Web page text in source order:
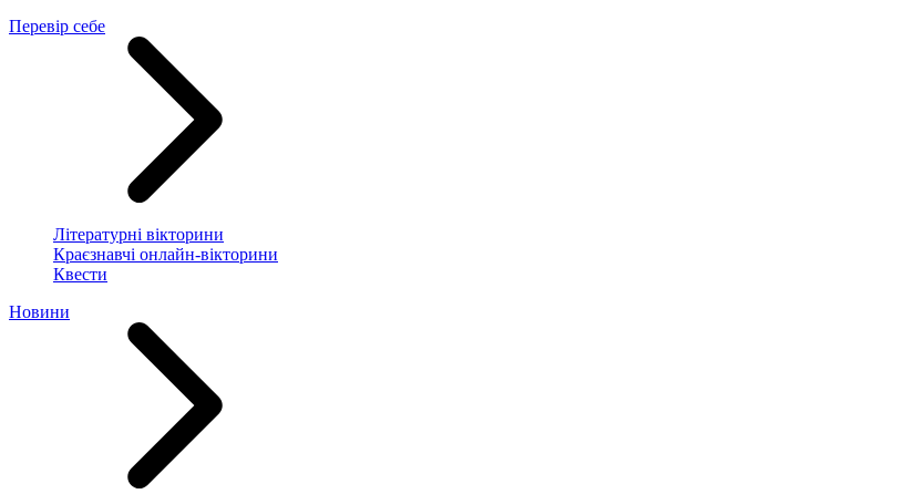
Перевір себе
Літературні вікторини
Краєзнавчі онлайн-вікторини
Квести
Новини